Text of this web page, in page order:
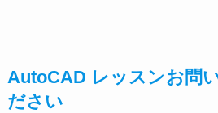
AutoCAD レッスンお問
ださい